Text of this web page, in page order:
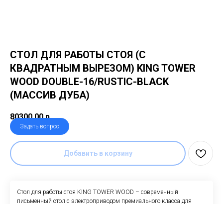
СТОЛ ДЛЯ РАБОТЫ СТОЯ (С
КВАДРАТНЫМ ВЫРЕЗОМ) KING TOWER
WOOD DOUBLE-16/RUSTIC-BLACK
(МАССИВ ДУБА)
80300,00 р.
Задать вопрос
Добавить в корзину
Стол для работы стоя KING TOWER WOOD – современный
письменный стол с электроприводом премиального класса для